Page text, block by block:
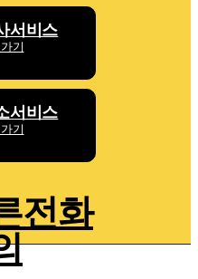
서비스
기
서비스
기
전화